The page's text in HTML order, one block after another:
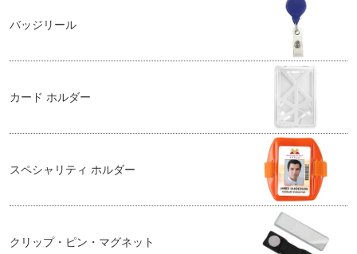
バッジリール
カード ホルダー
スペシャリティ ホルダー
クリップ・ピン・マグネット